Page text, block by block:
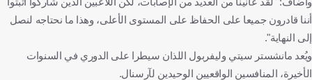
أننا قادرون جميعا على الحفاظ على المستوى الأعلى، وهذا ما نحتاجه لنصل
إلى النهاية".
ويُعد مانشستر سيتي وليفربول اللذان سيطرا على الدوري في السنوات
الأخيرة، المنافسين الواقعيين الوحيدين لآرسنال.